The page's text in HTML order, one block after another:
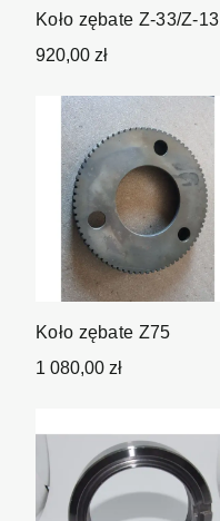
Koło zębate Z-33/Z-13
920,00 zł
Koło zębate Z75
1 080,00 zł